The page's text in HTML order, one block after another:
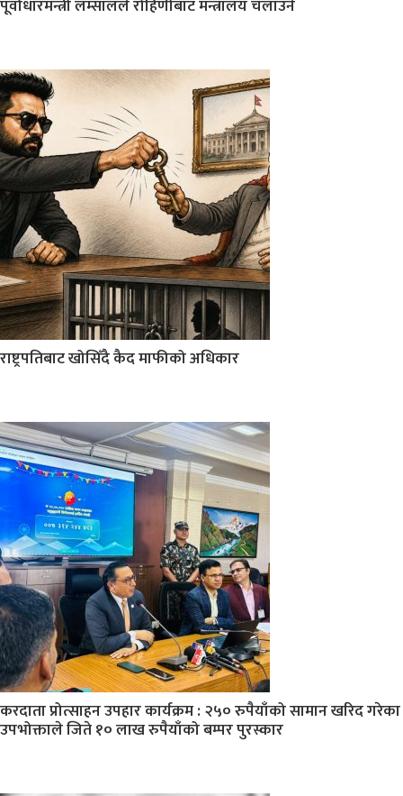
पूर्वाधारमन्त्री लम्सालले रोहिणीबाट मन्त्रालय चलाउने
राष्ट्रपतिबाट खोसिँदै कैद माफीको अधिकार
करदाता प्रोत्साहन उपहार कार्यक्रम : २५० रुपैयाँको सामान खरिद गरेका
उपभोक्ताले जिते १० लाख रुपैयाँको बम्पर पुरस्कार